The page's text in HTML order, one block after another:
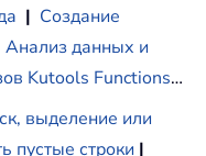
| Создание
Анализ данных и
Kutools Functions…
выделение или
пустые строки |